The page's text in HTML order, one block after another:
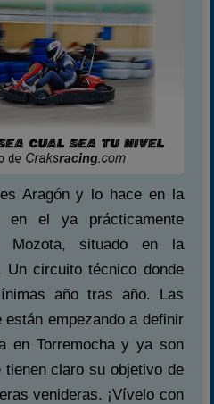
Aragón y lo hace en la
el ya prácticamente
Mozota, situado en la
Un circuito técnico donde
año tras año. Las
empezando a definir
en Torremocha y ya son
claro su objetivo de
venideras. ¡Vívelo con